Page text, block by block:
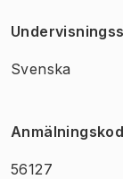
Svenska
Anmälningskod
56127